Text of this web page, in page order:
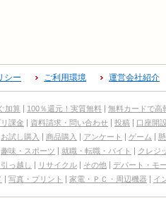
シー ご利用環境 運営会社紹介
加算 100％還元！実質無料
無料カードで高
課金 資料請求・問い合わせ 投稿
口座開
お試し購入 商品購入 アンケート ゲーム
趣味・スポーツ 就職・転職・バイト
クレジ
っ越し リサイクル その他
デパート・モ
写真・プリント 家電・ＰＣ・周辺機器 イ